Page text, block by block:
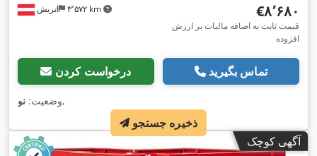
اتریش ۳٬۵۷۲ km ‎€۸٬۶۸۰
قیمت ثابت به اضافه مالیات بر ارزش
افزوده
درخواست کردن تماس بگیرید
وضعیت: نو ,
آگهی کوچک
ذخیره جستجو